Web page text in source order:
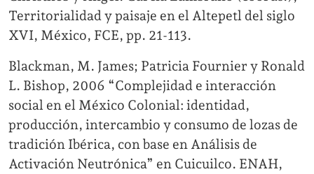
Territorialidad y paisaje en el Altepetl del siglo
XVI, México, FCE, pp. 21-113.
Blackman, M. James; Patricia Fournier y Ronald
L. Bishop, 2006 “Complejidad e interacción
social en el México Colonial: identidad,
producción, intercambio y consumo de lozas de
tradición Ibérica, con base en Análisis de
Activación Neutrónica” en Cuicuilco. ENAH,